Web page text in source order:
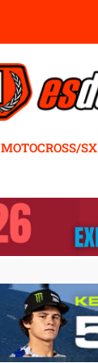
MOTOCROSS/SX